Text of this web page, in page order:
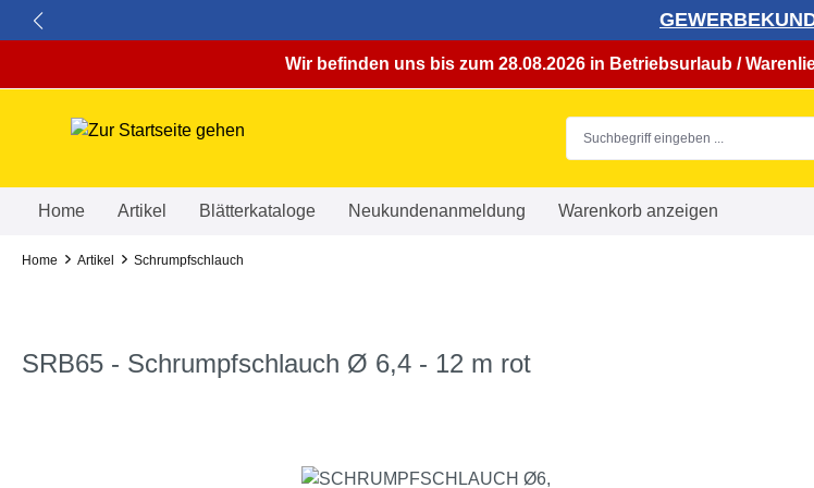
Wir befinden uns bis zum 28.08.2026 in Betriebsurlaub /
Home Artikel Blätterkataloge Neukundenanmeldung Warenkorb anzeigen
Home Artikel Schrumpfschlauch
SRB65 - Schrumpfschlauch Ø 6,4 - 12 m rot